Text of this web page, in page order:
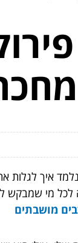
איך לגלות
לכל מי שמבקש
מושבתים